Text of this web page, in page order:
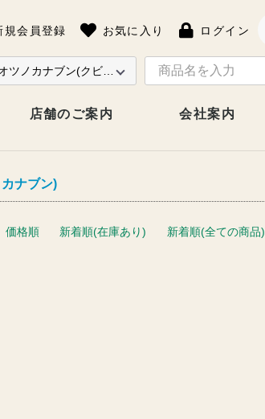
規会員登録 お気に入り ログイン
店舗のご案内 会社案内
ナブン)
価格順 新着順(在庫あり) 新着順(全ての商品)